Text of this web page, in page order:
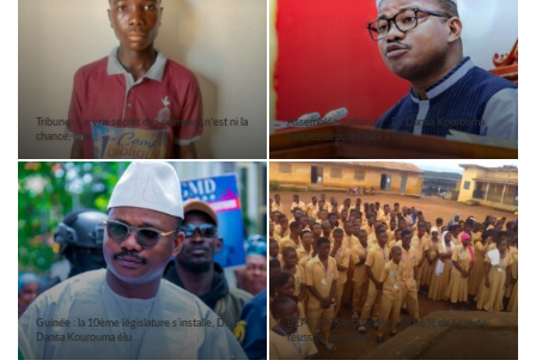
Tribune : Le vrai secret des premiers n’est ni la
chance, ni le…
Assemblée nationale : Dr Dansa Kourouma
met les députés face à leurs…
Guinée : la 10ème législature s’installe, Dr
Dansa Kourouma élu…
BEPC 2026 en Guinée : 58,96 % de taux de
réussite, les filles…